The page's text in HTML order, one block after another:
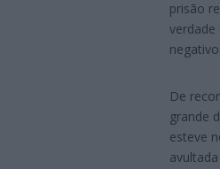
prisão
verdade
De
grande
esteve